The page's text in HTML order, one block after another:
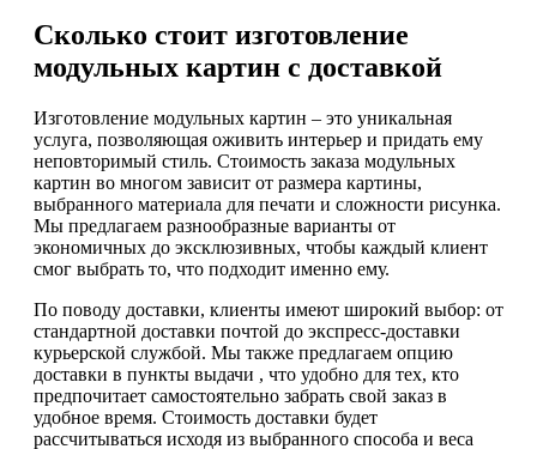
Сколько стоит изготовление
модульных картин с доставкой
Изготовление модульных картин – это уникальная
услуга, позволяющая оживить интерьер и придать ему
неповторимый стиль. Стоимость заказа модульных
картин во многом зависит от размера картины,
выбранного материала для печати и сложности рисунка.
Мы предлагаем разнообразные варианты от
экономичных до эксклюзивных, чтобы каждый клиент
смог выбрать то, что подходит именно ему.
По поводу доставки, клиенты имеют широкий выбор: от
стандартной доставки почтой до экспресс-доставки
курьерской службой. Мы также предлагаем опцию
доставки в пункты выдачи , что удобно для тех, кто
предпочитает самостоятельно забрать свой заказ в
удобное время. Стоимость доставки будет
рассчитываться исходя из выбранного способа и веса